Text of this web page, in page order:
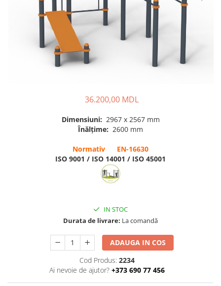
Pavilioane pentru grădinițe
36.200,00 MDL
Dimensiuni: 2967 x 2567 mm
Înălțime: 2600 mm
Normativ EN-16630
ISO 9001 / ISO 14001 / ISO 45001
IN STOC
Durata de livrare: La comandă
ADAUGA IN COS
Cod Produs: 2234
Ai nevoie de ajutor? +373 690 77 456